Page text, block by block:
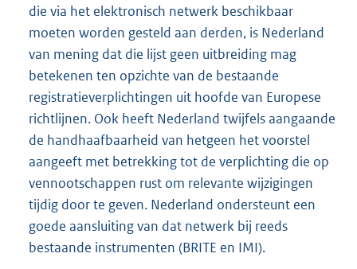
die via het elektronisch netwerk beschikbaar
moeten worden gesteld aan derden, is Nederland
van mening dat die lijst geen uitbreiding mag
betekenen ten opzichte van de bestaande
registratieverplichtingen uit hoofde van Europese
richtlijnen. Ook heeft Nederland twijfels aangaande
de handhaafbaarheid van hetgeen het voorstel
aangeeft met betrekking tot de verplichting die op
vennootschappen rust om relevante wijzigingen
tijdig door te geven. Nederland ondersteunt een
goede aansluiting van dat netwerk bij reeds
bestaande instrumenten (BRITE en IMI).